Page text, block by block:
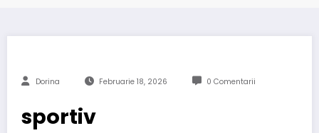
Dorina Februarie 18, 2026 0 Comentarii
sportiv